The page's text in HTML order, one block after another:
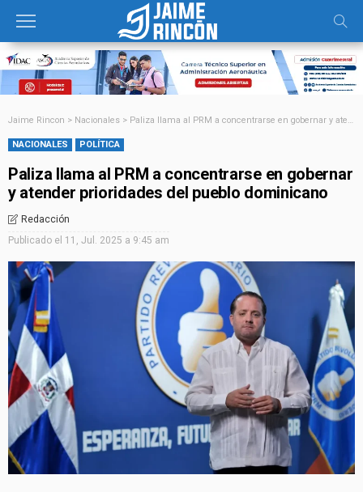
Jaime Rincon > Nacionales > Paliza llama al PRM a concentrarse en gobernar y atender prioridades del pueblo dominicano
NACIONALES POLÍTICA
Paliza llama al PRM a concentrarse en gobernar
y atender prioridades del pueblo dominicano
Redacción
Publicado el 11, Jul. 2025 a 9:45 am